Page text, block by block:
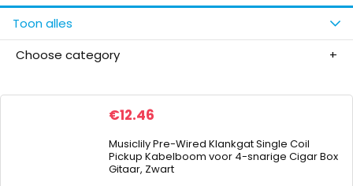
Toon alles
Choose category
€12.46
Musiclily Pre-Wired Klankgat Single Coil
Pickup Kabelboom voor 4-snarige Cigar Box
Gitaar, Zwart